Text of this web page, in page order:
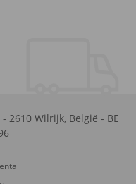
- 2610 Wilrijk, België - BE